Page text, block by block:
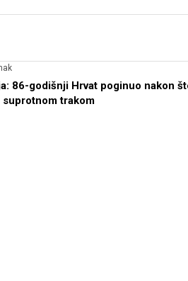
86-godišnji Hrvat poginuo nakon
suprotnom trakom